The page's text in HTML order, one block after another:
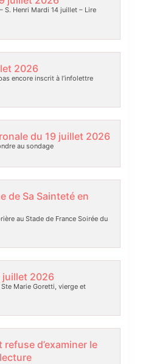
S. Henri Mardi 14 juillet –Lire
2026
encore inscrit à l’infolettre
du 19 juillet 2026
au sondage
de Sa Sainteté en
au Stade de France Soirée du
juillet 2026
Marie Goretti, vierge et
refuse d’examiner le